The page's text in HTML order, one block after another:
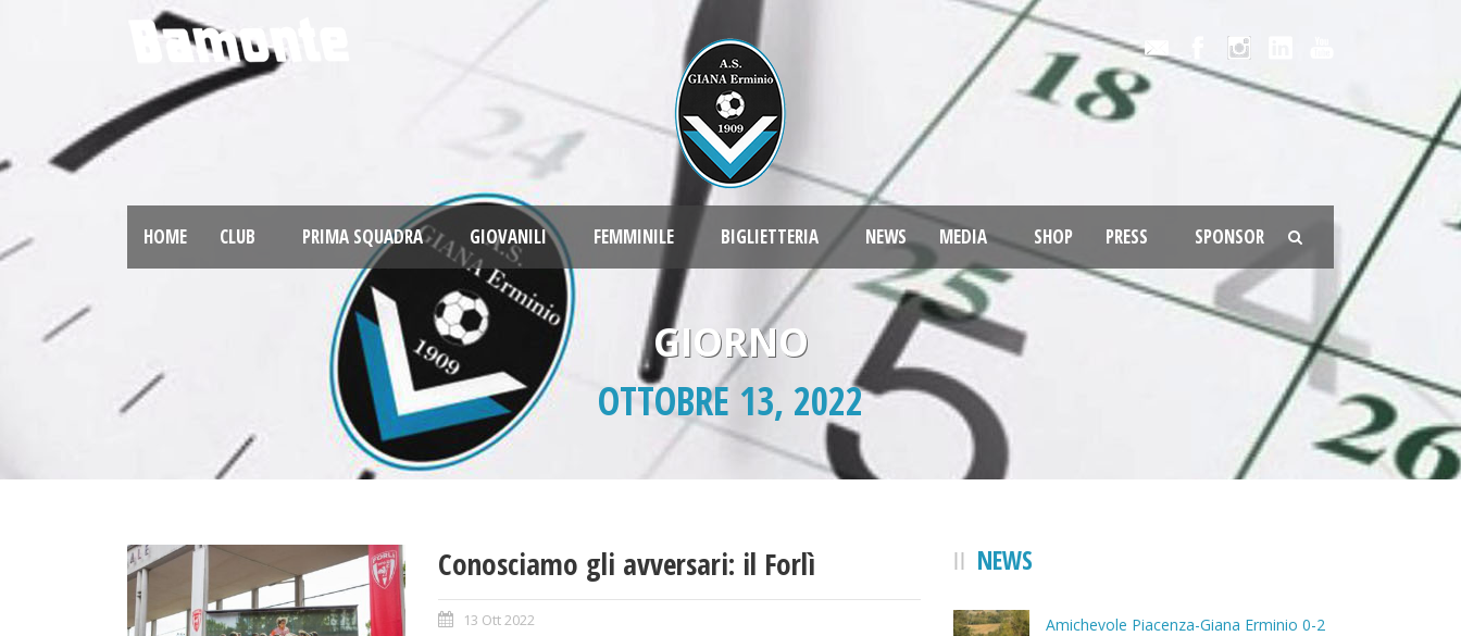
HOME CLUB PRIMA SQUADRA GIOVANILI FEMMINILE BIGLIETTERIA NEWS MEDIA SHOP PRESS SPONSOR
GIORNO
OTTOBRE 13, 2022
Conosciamo gli avversari: il Forlì
13 Ott 2022
NEWS
Amichevole Piacenza-Giana Erminio 0-2